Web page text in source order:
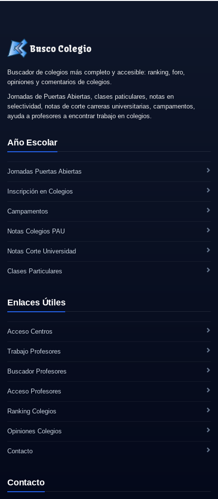
Busco Colegio
Buscador de colegios más completo y accesible: ranking, foro,
opiniones y comentarios de colegios.
Jornadas de Puertas Abiertas, clases paticulares, notas en
selectividad, notas de corte carreras universitarias, campamentos,
ayuda a profesores a encontrar trabajo en colegios.
Año Escolar
Jornadas Puertas Abiertas
Inscripción en Colegios
Campamentos
Notas Colegios PAU
Notas Corte Universidad
Clases Particulares
Enlaces Útiles
Acceso Centros
Trabajo Profesores
Buscador Profesores
Acceso Profesores
Ranking Colegios
Opiniones Colegios
Contacto
Contacto